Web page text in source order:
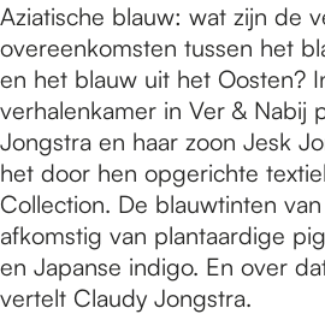
Aziatische blauw: wat zijn de
overeenkomsten tussen het
en het blauw uit het Oosten?
verhalenkamer in Ver & Nabij
Jongstra en haar zoon Jesk
het door hen opgerichte
Collection. De blauwtinten
afkomstig van plantaardige
en Japanse indigo. En over
vertelt Claudy Jongstra.